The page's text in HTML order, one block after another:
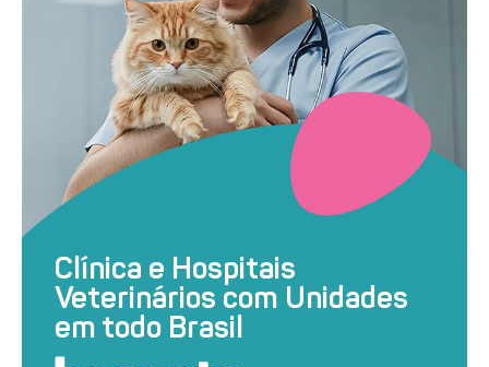
Clínica e Hospitais
Veterinários com Unidades
em todo Brasil